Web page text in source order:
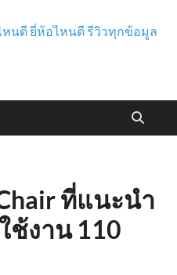
รียบเทียบ รุ่น
นดี รีวิวทุก
ก่อนซื้อ
สินค้า สินค้าไอที ความงาม กีฬา
ที่แนะนำ
ช้งาน 110